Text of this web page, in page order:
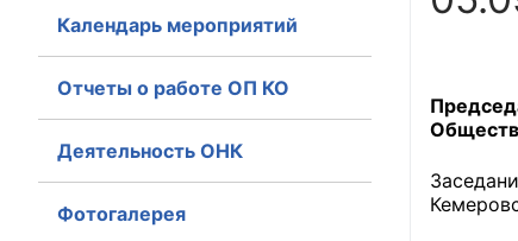
Главная
Календарь мероприятий
Отчеты о работе ОП КО
Деятельность ОНК
Фотогалерея